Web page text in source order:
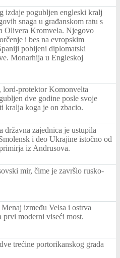
izdaje pogubljen engleski kralj
snaga u građanskom ratu s
Olivera Kromvela. Njegovo
i bes na evropskim
pobijeni diplomatski
Monarhija u Engleskoj
protektor Komonvelta
dve godine posle svoje
kralja koga je on zbacio.
državna zajednica je ustupila
i deo Ukrajine istočno od
iz Andrusova.
mir, čime je završio rusko-
između Velsa i ostrva
prvi moderni viseći most.
trećine portorikanskog grada